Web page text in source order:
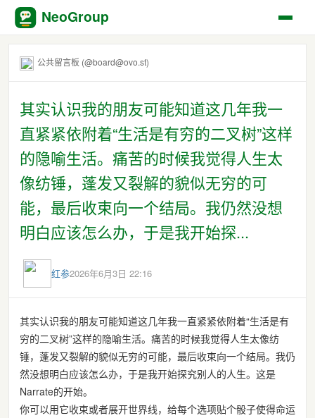
NeoGroup
公共留言板 (@board@ovo.st)
其实认识我的朋友可能知道这几年我一
直紧紧依附着“生活是有穷的二叉树”这样
的隐喻生活。痛苦的时候我觉得人生太
像纺锤，蓬发又裂解的貌似无穷的可
能，最后收束向一个结局。我仍然没想
明白应该怎么办，于是我开始探...
红参2026年6月3日 22:16
其实认识我的朋友可能知道这几年我一直紧紧依附着“生活是有
穷的二叉树”这样的隐喻生活。痛苦的时候我觉得人生太像纺
锤，蓬发又裂解的貌似无穷的可能，最后收束向一个结局。我仍
然没想明白应该怎么办，于是我开始探究别人的人生。这是
Narrate的开始。
你可以用它收束或者展开世界线，给每个选项贴个骰子使得命运